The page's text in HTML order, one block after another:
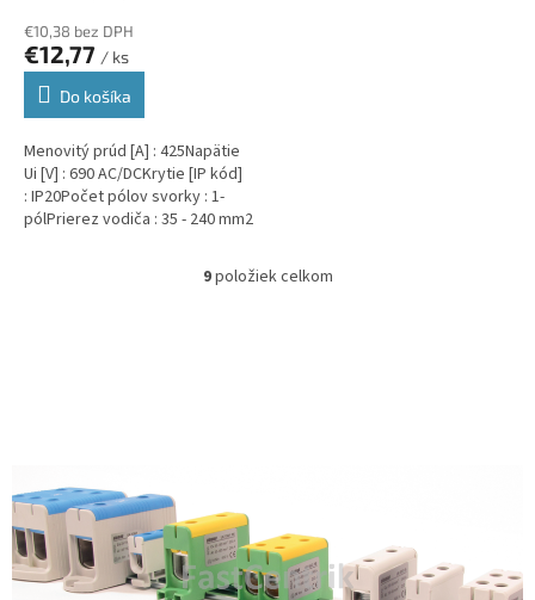
krytá, zeleno-žltá, na DIN
a Montážnu dosku
€10,38 bez DPH
€12,77 / ks
Do košíka
Menovitý prúd [A] : 425Napätie
Ui [V] : 690 AC/DCKrytie [IP kód]
: IP20Počet pólov svorky : 1-
pólPrierez vodiča : 35 - 240 mm2
O
v
k
y
9položiek celkom